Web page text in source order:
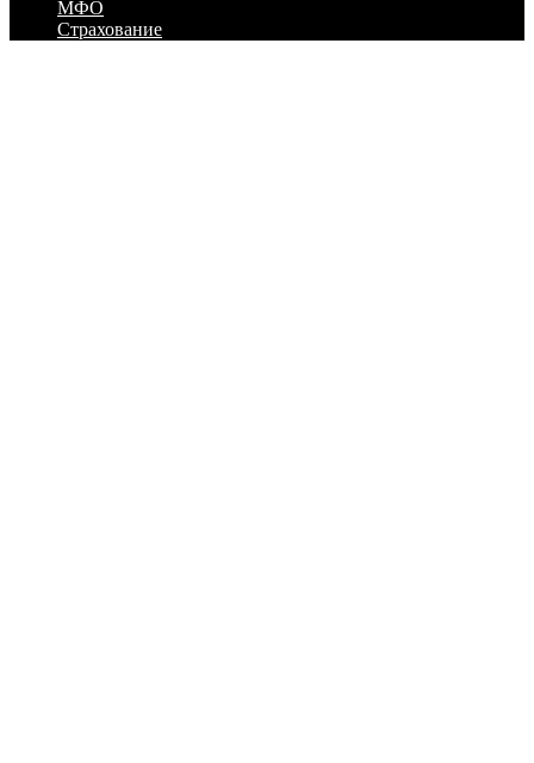
МФО
Страхование